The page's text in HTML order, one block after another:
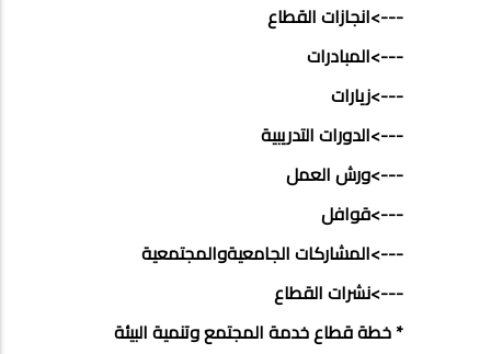
--->انجازات القطاع
--->المبادرات
--->زيارات
--->الدورات التدريبية
--->ورش العمل
--->قوافل
--->المشاركات الجامعيةوالمجتمعية
--->نشرات القطاع
* خطة قطاع خدمة المجتمع وتنمية البيئة